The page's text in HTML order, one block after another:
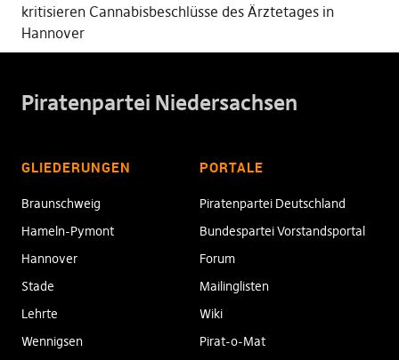
kritisieren Cannabisbeschlüsse des Ärztetages in
Hannover
Piratenpartei Niedersachsen
GLIEDERUNGEN
Braunschweig
Hameln-Pymont
Hannover
Stade
Lehrte
Wennigsen
PORTALE
Piratenpartei Deutschland
Bundespartei Vorstandsportal
Forum
Mailinglisten
Wiki
Pirat-o-Mat